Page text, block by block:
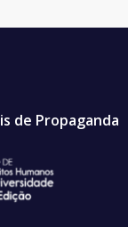
de Propaganda